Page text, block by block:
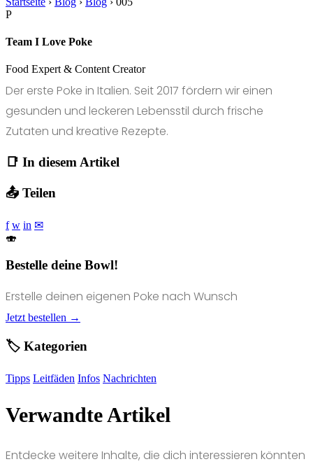
P
Team I Love Poke
Food Expert & Content Creator
Der erste Poke in Italien. Seit 2017 fördern wir einen
gesunden und leckeren Lebensstil durch frische
Zutaten und kreative Rezepte.
📑 In diesem Artikel
📤 Teilen
f w in ✉
🍣
Bestelle deine Bowl!
Erstelle deinen eigenen Poke nach Wunsch
Jetzt bestellen →
🏷️ Kategorien
Tipps Leitfäden Infos Nachrichten
Verwandte Artikel
Entdecke weitere Inhalte, die dich interessieren könnten